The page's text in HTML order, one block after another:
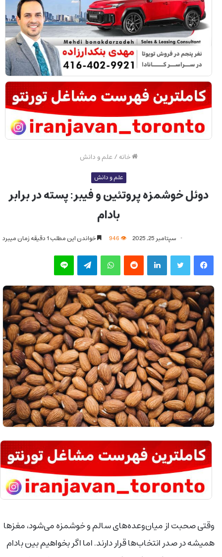
خانه/علم و دانش
علم و دانش
دوئل خوشمزه پروتئین و فیبر: پسته در برابر
بادام
سپتامبر 25, 2025 خواندن این مطلب 1 دقیقه زمان میبرد
فیس بوک توییتر لینکدین‫رددیت واتس آپ تلگرام لاین
وقتی صحبت از میان‌وعده‌های سالم و خوشمزه می‌شود، مغزها
همیشه در صدر انتخاب‌ها قرار دارند. اما اگر بخواهیم بین بادام